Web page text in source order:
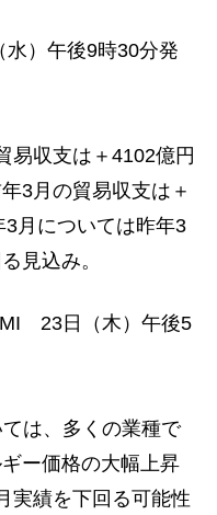
）午後9時30分発
易収支は＋4102億円
3月の貿易収支は＋
月については昨年3
見込み。
23日（木）午後5
は、多くの業種で
ー価格の大幅上昇
実績を下回る可能性